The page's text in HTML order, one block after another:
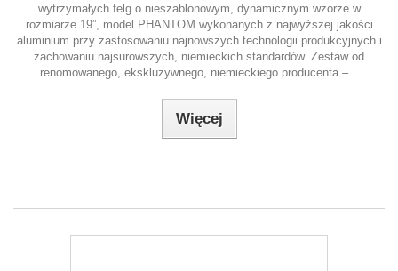
wytrzymałych felg o nieszablonowym, dynamicznym wzorze w
rozmiarze 19”, model PHANTOM wykonanych z najwyższej jakości
aluminium przy zastosowaniu najnowszych technologii produkcyjnych i
zachowaniu najsurowszych, niemieckich standardów. Zestaw od
renomowanego, ekskluzywnego, niemieckiego producenta –...
Więcej